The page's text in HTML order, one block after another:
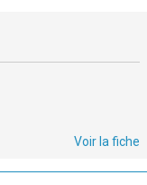
Voir la fiche